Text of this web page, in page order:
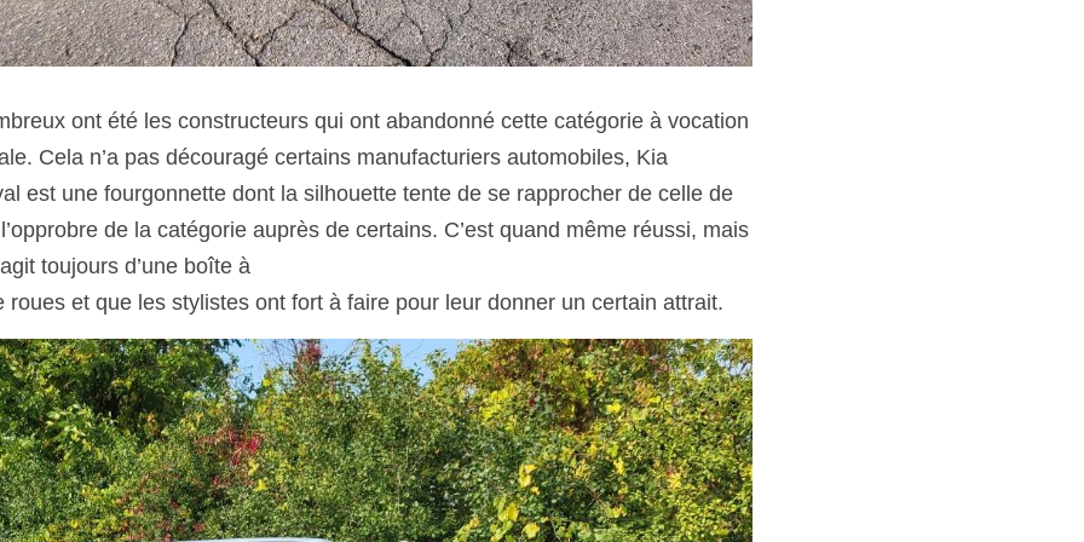
ont été les constructeurs qui ont abandonné cette catégorie à vocation
Cela n’a pas découragé certains manufacturiers automobiles, Kia
est une fourgonnette dont la silhouette tente de se rapprocher de celle de
de la catégorie auprès de certains. C’est quand même réussi, mais
toujours d’une boîte à
roues et que les stylistes ont fort à faire pour leur donner un certain attrait.